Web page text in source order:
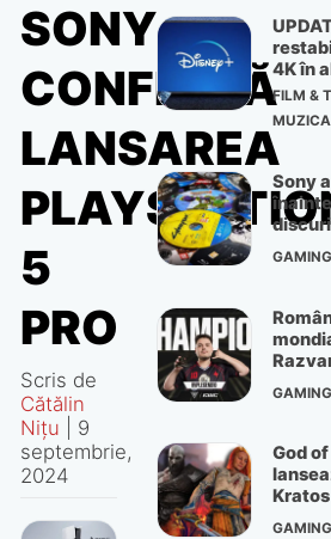
SONY
CONFIRMĂ
LANSAREA
5
PRO
Scris de
Cătălin
Nițu
9
septembrie,
2024
4K în
FILM &
Sony
ciuda
GAMING
GAMING
God
God of
GAMING